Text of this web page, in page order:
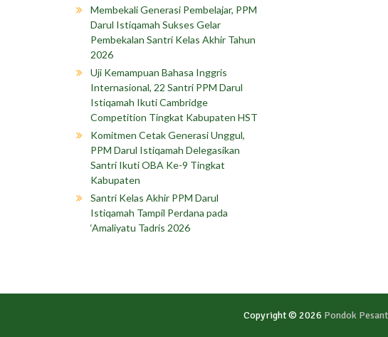
Membekali Generasi Pembelajar, PPM
Darul Istiqamah Sukses Gelar
Pembekalan Santri Kelas Akhir Tahun
2026
Uji Kemampuan Bahasa Inggris
Internasional, 22 Santri PPM Darul
Istiqamah Ikuti Cambridge
Competition Tingkat Kabupaten HST
Komitmen Cetak Generasi Unggul,
PPM Darul Istiqamah Delegasikan
Santri Ikuti OBA Ke-9 Tingkat
Kabupaten
Santri Kelas Akhir PPM Darul
Istiqamah Tampil Perdana pada
‘Amaliyatu Tadris 2026
Copyright © 2026 Pondok